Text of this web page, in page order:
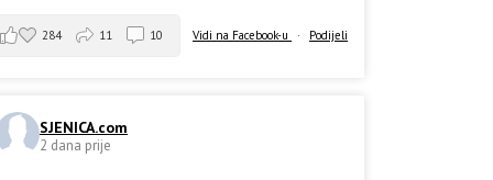
Vidi na Facebook-u · Podijeli
284 11 10
SJENICA.com
2 dana prije